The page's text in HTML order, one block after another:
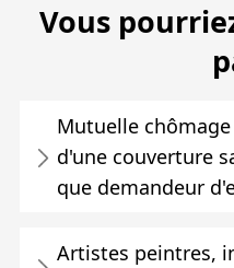
Vous
Mutuelle
d'une couverture
que demandeur
Artistes peintres,